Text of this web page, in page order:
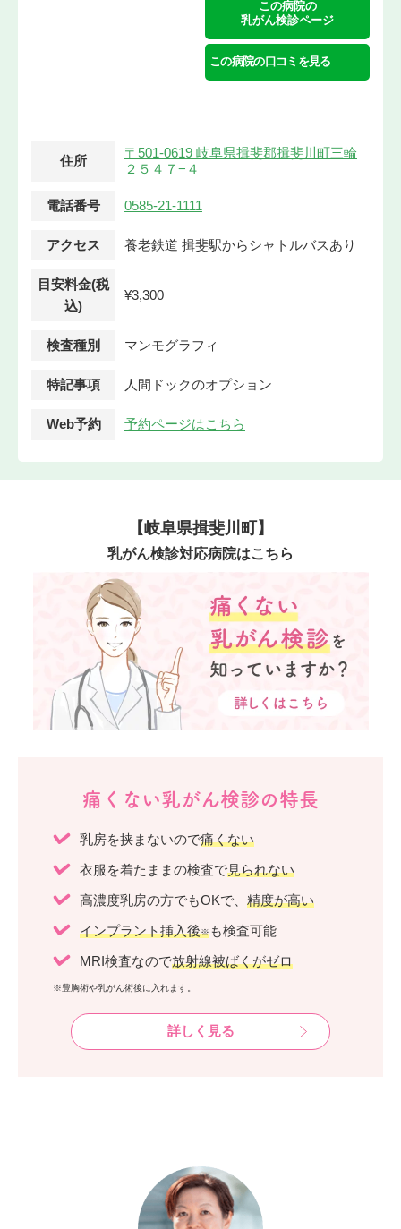
この病院の
乳がん検診ページ
この病院の口コミを見る
住所
〒501-0619 岐阜県揖斐郡揖斐川町三輪
２５４７−４
電話番号 0585-21-1111
アクセス 養老鉄道 揖斐駅からシャトルバスあり
目安料金(税
込)
¥3,300
検査種別 マンモグラフィ
特記事項 人間ドックのオプション
Web予約 予約ページはこちら
【岐阜県揖斐川町】
乳がん検診対応病院はこちら
痛くない乳がん検診の特長
乳房を挟まないので痛くない
衣服を着たままの検査で見られない
高濃度乳房の方でもOKで、 精度が高い
インプラント挿入後※ も検査可能
MRI検査なので放射線被ばくがゼロ
※豊胸術や乳がん術後に入れます。
詳しく見る